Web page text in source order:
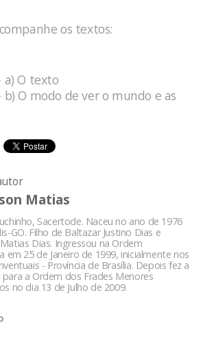
os textos:
a) O texto
b) O modo de ver o mundo e as
Matias
Sacertode. Naceu no ano de 1976
GO. Filho de Baltazar Justino Dias e
Dias. Ingressou na Ordem
em 25 de Janeiro de 1999, inicialmente nos
- Província de Brasília. Depois fez a
a Ordem dos Frades Menores
no dia 13 de Julho de 2009.